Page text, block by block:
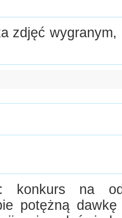
zdjęć
konkurs na
potężną